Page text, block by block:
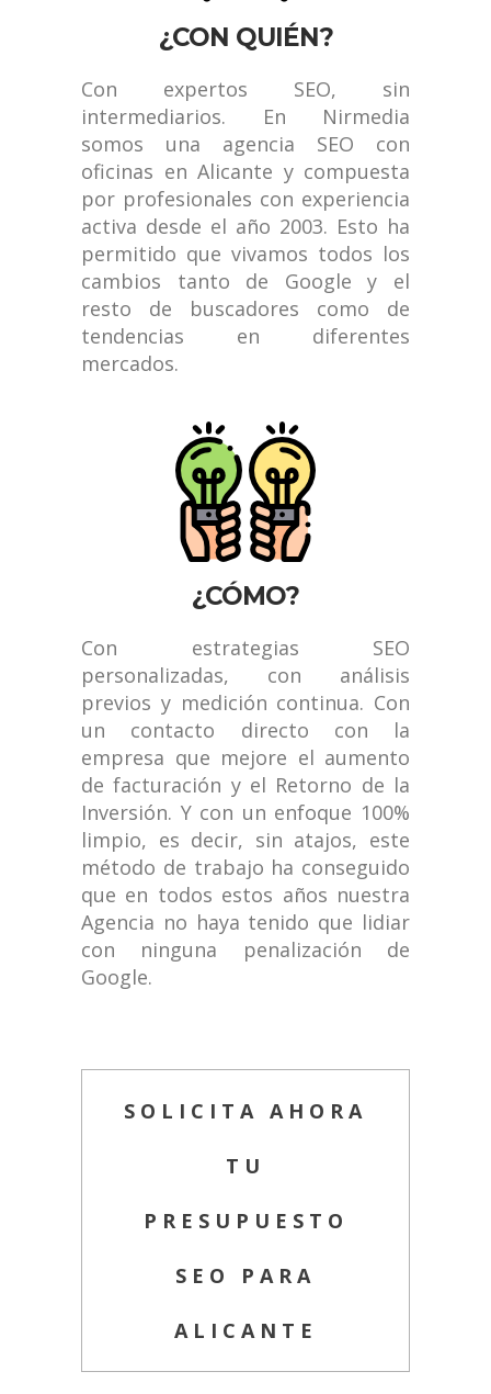
¿CON QUIÉN?
Con expertos SEO, sin
intermediarios. En Nirmedia
somos una agencia SEO con
oficinas en Alicante y compuesta
por profesionales con experiencia
activa desde el año 2003. Esto ha
permitido que vivamos todos los
cambios tanto de Google y el
resto de buscadores como de
tendencias en diferentes
mercados.
¿CÓMO?
Con estrategias SEO
personalizadas, con análisis
previos y medición continua. Con
un contacto directo con la
empresa que mejore el aumento
de facturación y el Retorno de la
Inversión. Y con un enfoque 100%
limpio, es decir, sin atajos, este
método de trabajo ha conseguido
que en todos estos años nuestra
Agencia no haya tenido que lidiar
con ninguna penalización de
Google.
SOLICITA AHORA
TU
PRESUPUESTO
SEO PARA
ALICANTE